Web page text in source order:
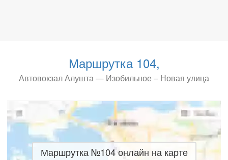
Маршрутка 104,
Автовокзал Алушта — Изобильное – Новая улица
Маршрутка №104 онлайн на карте